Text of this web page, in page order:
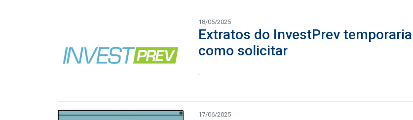
18/06/2025
Extratos do InvestPrev
como solicitar
.
17/06/2025